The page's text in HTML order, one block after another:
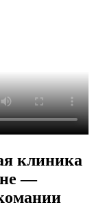
клиника
—